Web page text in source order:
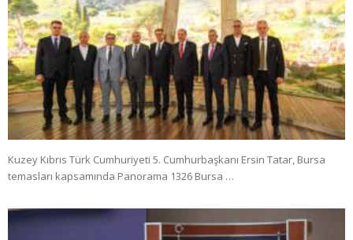
Kuzey Kıbrıs Türk Cumhuriyeti 5. Cumhurbaşkanı Ersin Tatar, Bursa
temasları kapsamında Panorama 1326 Bursa …